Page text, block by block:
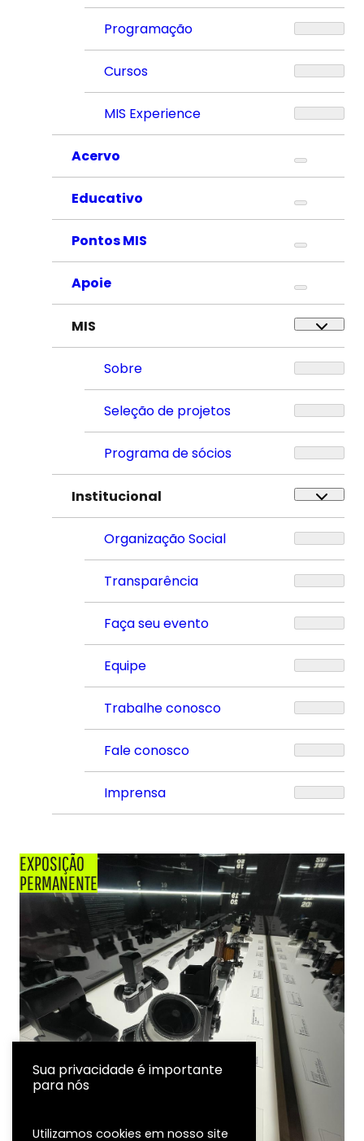
Programação
Cursos
MIS Experience
Acervo
Educativo
Pontos MIS
Apoie
MIS
Sobre
Seleção de projetos
Programa de sócios
Institucional
Organização Social
Transparência
Faça seu evento
Equipe
Trabalhe conosco
Fale conosco
Imprensa
EXPOSIÇÃO
PERMANENTE
Sua privacidade é importante
para nós
Utilizamos cookies em nosso site